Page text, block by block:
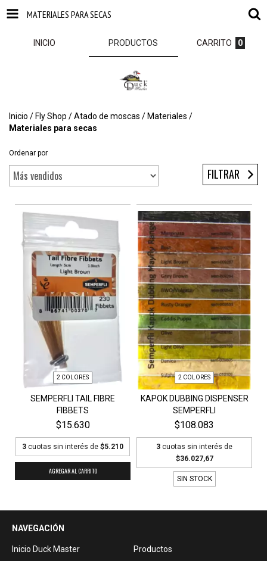
MATERIALES PARA SECAS
INICIO PRODUCTOS CARRITO 0
Inicio / Fly Shop /Atado de moscas / Materiales /
Materiales para secas
Ordenar por
FILTRAR
2 COLORES
SEMPERFLI TAIL FIBRE
FIBBETS
$15.630
3 cuotas sin interés de $5.210
AGREGAR AL CARRITO
2 COLORES
KAPOK DUBBING DISPENSER
SEMPERFLI
$108.083
3 cuotas sin interés de
$36.027,67
SIN STOCK
NAVEGACIÓN
Inicio Duck Master Productos